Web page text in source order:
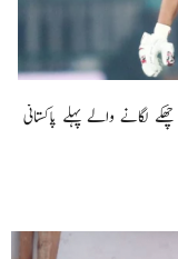
فرحان ایک سال میں ٹی ٹوئنٹی کرکٹ میں 100 چھکے لگانے والے پہلے پاکستانی